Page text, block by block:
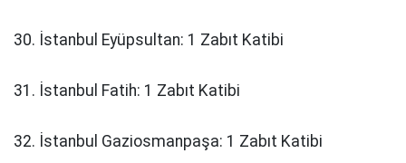
30. İstanbul Eyüpsultan: 1 Zabıt Katibi
31. İstanbul Fatih: 1 Zabıt Katibi
32. İstanbul Gaziosmanpaşa: 1 Zabıt Katibi